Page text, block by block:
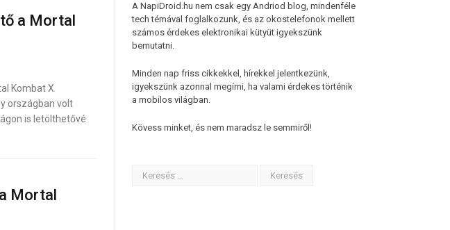
a Mortal
Kombat X
országban volt
is letölthetővé
Mortal
A NapiDroid.hu nem csak egy Andriod blog, mindenféle
tech témával foglalkozunk, és az okostelefonok mellett
számos érdekes elektronikai kütyüt igyekszünk
bemutatni.
Minden nap friss cikkekkel, hírekkel jelentkezünk,
igyekszünk azonnal megírni, ha valami érdekes történik
a mobilos világban.
Kövess minket, és nem maradsz le semmiről!